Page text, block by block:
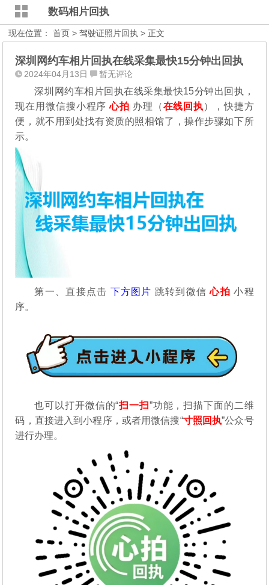
数码相片回执
现在位置：首页 >驾驶证照片回执 > 正文
深圳网约车相片回执在线采集最快15分钟出回执
2024年04月13日 暂无评论
深圳网约车相片回执在线采集最快15分钟出回执，
现在用微信搜小程序心拍 办理（在线回执），快捷方
便，就不用到处找有资质的照相馆了，操作步骤如下所
示。
第一、直接点击 下方图片 跳转到微信心拍小程
序。
也可以打开微信的“扫一扫”功能，扫描下面的二维
码，直接进入到小程序，或者用微信搜“寸照回执”公众号
进行办理。